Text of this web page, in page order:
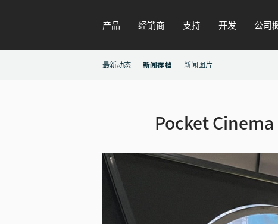
产品 经销商 支持 开发 公司
最新动态 新闻存档 新闻图片
Pocket